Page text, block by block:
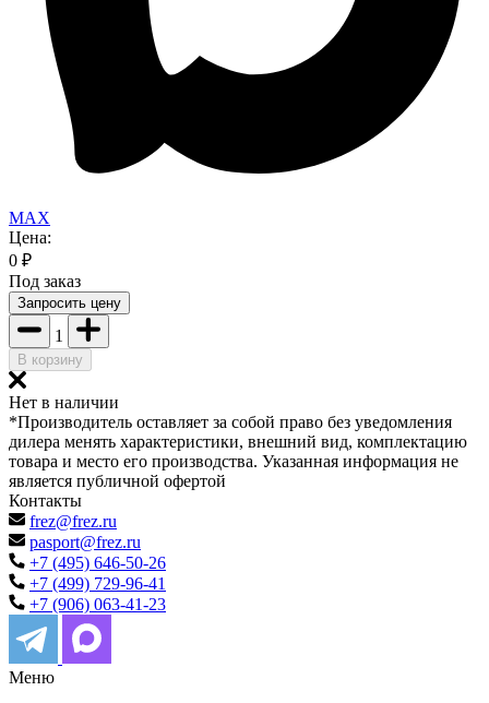
MAX
Цена:
0 ₽
Под заказ
Запросить цену
1
В корзину
Нет в наличии
*Производитель оставляет за собой право без уведомления
дилера менять характеристики, внешний вид, комплектацию
товара и место его производства. Указанная информация не
является публичной офертой
Контакты
frez@frez.ru
pasport@frez.ru
+7 (495) 646-50-26
+7 (499) 729-96-41
+7 (906) 063-41-23
Меню